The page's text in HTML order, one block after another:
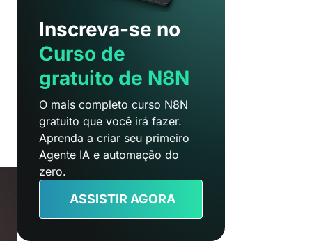
Inscreva-se no
Curso de
gratuito de N8N
O mais completo curso N8N
gratuito que você irá fazer.
Aprenda a criar seu primeiro
Agente IA e automação do
zero.
ASSISTIR AGORA